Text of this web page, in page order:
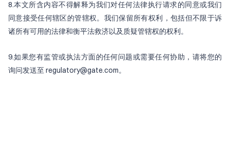
8.本文所含内容不得解释为我们对任何法律执行请求的同意或我们
同意接受任何辖区的管辖权。我们保留所有权利，包括但不限于诉
诸所有可用的法律和衡平法救济以及质疑管辖权的权利。
9.如果您有监管或执法方面的任何问题或需要任何协助，请将您的
询问发送至 regulatory@gate.com。